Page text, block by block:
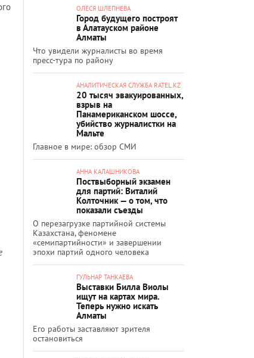
ОЛЕСЯ ШЛЕПНЕВА
Город будущего построят
в Алатауском районе
Алматы
Что увидели журналисты во время
пресс-тура по району
АНАЛИТИЧЕСКАЯ СЛУЖБА RATEL.KZ
20 тысяч эвакуированных,
взрыв на
Панамериканском шоссе,
убийство журналистки на
Мальте
Главное в мире: обзор СМИ
АННА КАЛАШНИКОВА
Поствыборный экзамен
для партий: Виталий
Колточник — о том, что
показали съезды
О перезагрузке партийной системы
Казахстана, феномене
«семипартийности» и завершении
эпохи партий одного человека
ГУЛЬНАР ТАНКАЕВА
Выставки Билла Виолы
ищут на картах мира.
Теперь нужно искать
Алматы
Его работы заставляют зрителя
остановиться